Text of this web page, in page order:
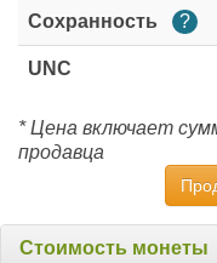
Сохранность ?
UNC
* Цена включает
продавца
Стоимость монеты